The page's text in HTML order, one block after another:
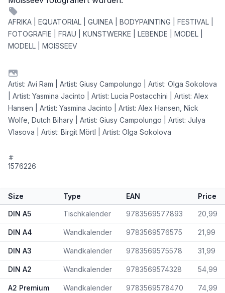
AFRIKA | EQUATORIAL | GUINEA | BODYPAINTING | FESTIVAL |
FOTOGRAFIE | FRAU | KUNSTWERKE | LEBENDE | MODEL |
MODELL | MOISSEEV
Artist: Avi Ram | Artist: Giusy Campolungo | Artist: Olga Sokolova
| Artist: Yasmina Jacinto | Artist: Lucia Postacchini | Artist: Alex
Hansen | Artist: Yasmina Jacinto | Artist: Alex Hansen, Nick
Wolfe, Dutch Bihary | Artist: Giusy Campolungo | Artist: Julya
Vlasova | Artist: Birgit Mörtl | Artist: Olga Sokolova
1576226
Size Type EAN Price
DIN A5 Tischkalender 9783569577893 20,99
DIN A4 Wandkalender 9783569576575 21,99
DIN A3 Wandkalender 9783569575578 31,99
DIN A2 Wandkalender 9783569574328 54,99
A2 Premium Wandkalender 9783569578470 74,99